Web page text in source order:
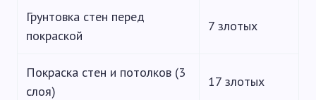
Грунтовка стен перед
покраской
7 злотых
Покраска стен и потолков (3
слоя)
17 злотых